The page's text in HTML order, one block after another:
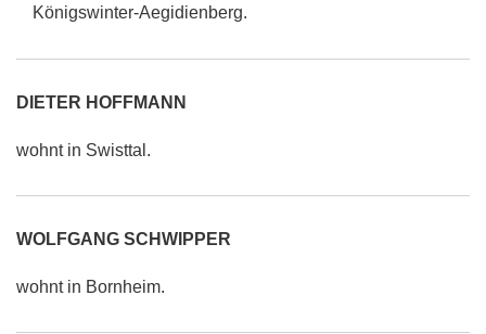
Königswinter-Aegidienberg.
DIETER HOFFMANN
wohnt in Swisttal.
WOLFGANG SCHWIPPER
wohnt in Bornheim.